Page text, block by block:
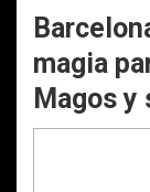
magia
Magos y